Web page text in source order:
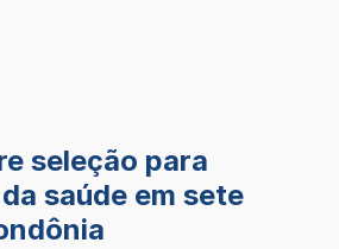
seleção para
saúde em sete